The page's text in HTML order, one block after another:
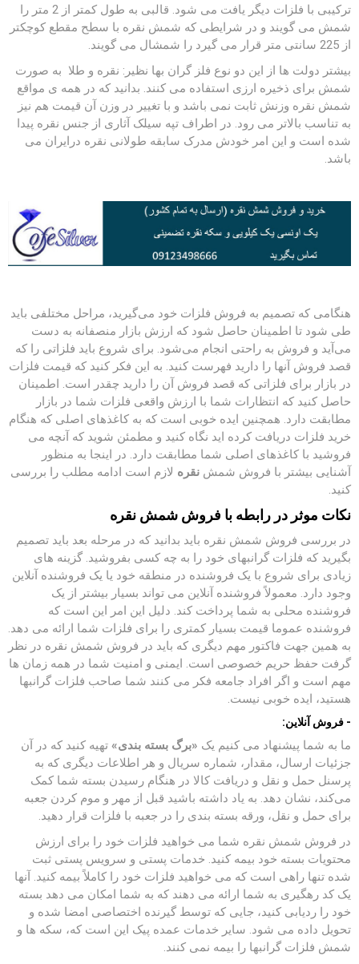
ترکیبی با فلزات دیگر یافت می شود. قالبی به طول کمتر از 2 متر را
شمش می گویند و در شرایطی که شمش نقره با سطح مقطع کوچکتر
از 225 سانتی متر قرار می گیرد را شمشال می گویند.
بیشتر دولت ها از این دو نوع فلز گران بها نظیر: نقره و طلا به صورت
شمش برای ذخیره ارزی استفاده می کنند. بدانید که در همه ی مواقع
شمش نقره وزنش ثابت نمی باشد و با تغییر در وزن آن قیمت هم نیز
به تناسب بالاتر می رود. در اطراف تپه سیلک آثاری از جنس نقره پیدا
شده است و این امر خودش مدرک سابقه طولانی نقره درایران می
باشد.
هنگامی که تصمیم به فروش فلزات خود می‌گیرید، مراحل مختلفی باید
طی شود تا اطمینان حاصل شود که ارزش بازار منصفانه به دست
می‌آید و فروش به راحتی انجام می‌شود. برای شروع باید فلزاتی را که
قصد فروش آنها را دارید فهرست کنید. به این فکر کنید که قیمت فلزات
در بازار برای فلزاتی که قصد فروش آن را دارید چقدر است. اطمینان
حاصل کنید که انتظارات شما با ارزش واقعی فلزات شما در بازار
مطابقت دارد. همچنین ایده خوبی است که به کاغذهای اصلی که هنگام
خرید فلزات دریافت کرده اید نگاه کنید و مطمئن شوید که آنچه می
فروشید با کاغذهای اصلی شما مطابقت دارد. در اینجا به منظور
آشنایی بیشتر با فروش شمش نقره لازم است ادامه مطلب را بررسی
کنید.
نکات موثر در رابطه با فروش شمش نقره
در بررسی فروش شمش نقره باید بدانید که در مرحله بعد باید تصمیم
بگیرید که فلزات گرانبهای خود را به چه کسی بفروشید. گزینه های
زیادی برای شروع با یک فروشنده در منطقه خود یا یک فروشنده آنلاین
وجود دارد. معمولاً فروشنده آنلاین می تواند بسیار بیشتر از یک
فروشنده محلی به شما پرداخت کند. دلیل این امر این است که
فروشنده عموما قیمت بسیار کمتری را برای فلزات شما ارائه می دهد.
به همین جهت فاکتور مهم دیگری که باید در فروش شمش نقره در نظر
گرفت حفظ حریم خصوصی است. ایمنی و امنیت شما در همه زمان ‌ها
مهم است و اگر افراد جامعه فکر می‌ کنند شما صاحب فلزات گرانبها
هستید، ایده خوبی نیست.
- فروش آنلاین:
ما به شما پیشنهاد می‌ کنیم یک «برگ بسته ‌بندی» تهیه کنید که در آن
جزئیات ارسال، مقدار، شماره سریال و هر اطلاعات دیگری که به
پرسنل حمل و نقل و دریافت کالا در هنگام رسیدن بسته شما کمک
می‌کند، نشان دهد. به یاد داشته باشید قبل از مهر و موم کردن جعبه
برای حمل و نقل، ورقه بسته بندی را در جعبه با فلزات قرار دهید.
در فروش شمش نقره شما می خواهید فلزات خود را برای ارزش
محتویات بسته خود بیمه کنید. خدمات پستی و سرویس پستی ثبت
شده تنها راهی است که می خواهید فلزات خود را کاملاً بیمه کنید. آنها
یک کد رهگیری به شما ارائه می دهند که به شما امکان می دهد بسته
خود را ردیابی کنید، جایی که توسط گیرنده اختصاصی امضا شده و
تحویل داده می شود. سایر خدمات عمده پیک این است که، سکه ها و
شمش فلزات گرانبها را بیمه نمی کنند.